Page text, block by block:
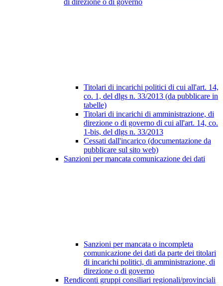
di direzione o di governo
Titolari di incarichi politici di cui all'art. 14,
co. 1, del dlgs n. 33/2013 (da pubblicare in
tabelle)
Titolari di incarichi di amministrazione, di
direzione o di governo di cui all'art. 14, co.
1-bis, del dlgs n. 33/2013
Cessati dall'incarico (documentazione da
pubblicare sul sito web)
Sanzioni per mancata comunicazione dei dati
Sanzioni per mancata o incompleta
comunicazione dei dati da parte dei titolari
di incarichi politici, di amministrazione, di
direzione o di governo
Rendiconti gruppi consiliari regionali/provinciali